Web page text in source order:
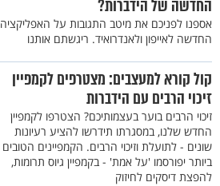
החדשה של הידברות?
אספנו לפניכם את מיטב התגובות על האפליקציה
החדשה לאייפון ולאנדרואיד. ריגשתם אותנו
קול קורא למעצבים: מצטרפים לקמפיין
זיכוי הרבים עם הידברות
זיכוי הרבים בוער בעצמותיכם? הצטרפו לקמפיין
החדש שלנו, במסגרתו תידרשו להציע רעיונות
שונים - לתועלת וזיכוי הרבים. הקמפיינים הטובים
ביותר יפורסמו 'על אמת' - בקמפיין גיוס תרומות,
להפצת דיסקים לחיזוק